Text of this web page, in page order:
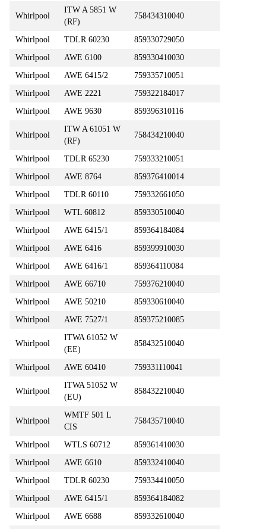
Whirlpool
ITW A 5851 W
(RF)
758434310040
Whirlpool TDLR 60230
859330729050
Whirlpool
AWE 6100
859330410030
Whirlpool
AWE 6415/2
759335710051
Whirlpool
AWE 2221
759322184017
Whirlpool
AWE 9630 859396310116
Whirlpool
ITW A 61051 W
(RF)
758434210040
Whirlpool TDLR 65230
759333210051
Whirlpool
AWE 8764
859376410014
Whirlpool
TDLR 60110
759332661050
Whirlpool
WTL 60812
859330510040
Whirlpool
AWE 6415/1
859364184084
Whirlpool
AWE 6416
859399910030
Whirlpool
AWE 6416/1
859364110084
Whirlpool
AWE 66710
759376210040
Whirlpool
AWE 50210
859330610040
Whirlpool
AWE 7527/1 859375210085
Whirlpool
ITWA 61052 W
(EE)
858432510040
Whirlpool AWE 60410 759331110041
Whirlpool
ITWA 51052 W
(EU)
858432210040
Whirlpool
WMTF 501 L
CIS
758435710040
Whirlpool WTLS 60712
859361410030
Whirlpool
AWE 6610
859332410040
Whirlpool
TDLR 60230
759334410050
Whirlpool
AWE 6415/1
859364184082
Whirlpool
AWE 6688 859332610040